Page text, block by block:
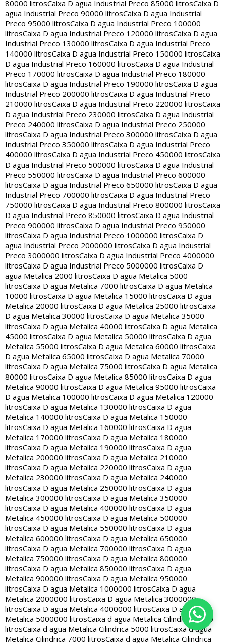
80000 litrosCaixa D agua Industrial Preco 85000 litrosCaixa D
agua Industrial Preco 90000 litrosCaixa D agua Industrial
Preco 95000 litrosCaixa D agua Industrial Preco 100000
litrosCaixa D agua Industrial Preco 120000 litrosCaixa D agua
Industrial Preco 130000 litrosCaixa D agua Industrial Preco
140000 litrosCaixa D agua Industrial Preco 150000 litrosCaixa
D agua Industrial Preco 160000 litrosCaixa D agua Industrial
Preco 170000 litrosCaixa D agua Industrial Preco 180000
litrosCaixa D agua Industrial Preco 190000 litrosCaixa D agua
Industrial Preco 200000 litrosCaixa D agua Industrial Preco
210000 litrosCaixa D agua Industrial Preco 220000 litrosCaixa
D agua Industrial Preco 230000 litrosCaixa D agua Industrial
Preco 240000 litrosCaixa D agua Industrial Preco 250000
litrosCaixa D agua Industrial Preco 300000 litrosCaixa D agua
Industrial Preco 350000 litrosCaixa D agua Industrial Preco
400000 litrosCaixa D agua Industrial Preco 450000 litrosCaixa
D agua Industrial Preco 500000 litrosCaixa D agua Industrial
Preco 550000 litrosCaixa D agua Industrial Preco 600000
litrosCaixa D agua Industrial Preco 650000 litrosCaixa D agua
Industrial Preco 700000 litrosCaixa D agua Industrial Preco
750000 litrosCaixa D agua Industrial Preco 800000 litrosCaixa
D agua Industrial Preco 850000 litrosCaixa D agua Industrial
Preco 900000 litrosCaixa D agua Industrial Preco 950000
litrosCaixa D agua Industrial Preco 1000000 litrosCaixa D
agua Industrial Preco 2000000 litrosCaixa D agua Industrial
Preco 3000000 litrosCaixa D agua Industrial Preco 4000000
litrosCaixa D agua Industrial Preco 5000000 litrosCaixa D
agua Metalica 2000 litrosCaixa D agua Metalica 5000
litrosCaixa D agua Metalica 7000 litrosCaixa D agua Metalica
10000 litrosCaixa D agua Metalica 15000 litrosCaixa D agua
Metalica 20000 litrosCaixa D agua Metalica 25000 litrosCaixa
D agua Metalica 30000 litrosCaixa D agua Metalica 35000
litrosCaixa D agua Metalica 40000 litrosCaixa D agua Metalica
45000 litrosCaixa D agua Metalica 50000 litrosCaixa D agua
Metalica 55000 litrosCaixa D agua Metalica 60000 litrosCaixa
D agua Metalica 65000 litrosCaixa D agua Metalica 70000
litrosCaixa D agua Metalica 75000 litrosCaixa D agua Metalica
80000 litrosCaixa D agua Metalica 85000 litrosCaixa D agua
Metalica 90000 litrosCaixa D agua Metalica 95000 litrosCaixa
D agua Metalica 100000 litrosCaixa D agua Metalica 120000
litrosCaixa D agua Metalica 130000 litrosCaixa D agua
Metalica 140000 litrosCaixa D agua Metalica 150000
litrosCaixa D agua Metalica 160000 litrosCaixa D agua
Metalica 170000 litrosCaixa D agua Metalica 180000
litrosCaixa D agua Metalica 190000 litrosCaixa D agua
Metalica 200000 litrosCaixa D agua Metalica 210000
litrosCaixa D agua Metalica 220000 litrosCaixa D agua
Metalica 230000 litrosCaixa D agua Metalica 240000
litrosCaixa D agua Metalica 250000 litrosCaixa D agua
Metalica 300000 litrosCaixa D agua Metalica 350000
litrosCaixa D agua Metalica 400000 litrosCaixa D agua
Metalica 450000 litrosCaixa D agua Metalica 500000
litrosCaixa D agua Metalica 550000 litrosCaixa D agua
Metalica 600000 litrosCaixa D agua Metalica 650000
litrosCaixa D agua Metalica 700000 litrosCaixa D agua
Metalica 750000 litrosCaixa D agua Metalica 800000
litrosCaixa D agua Metalica 850000 litrosCaixa D agua
Metalica 900000 litrosCaixa D agua Metalica 950000
litrosCaixa D agua Metalica 1000000 litrosCaixa D agua
Metalica 2000000 litrosCaixa D agua Metalica 3000000
litrosCaixa D agua Metalica 4000000 litrosCaixa D agua
Metalica 5000000 litrosCaixa d agua Metalica Cilindrica 2000
litrosCaixa d agua Metalica Cilindrica 5000 litrosCaixa d agua
Metalica Cilindrica 7000 litrosCaixa d agua Metalica Cilindrica